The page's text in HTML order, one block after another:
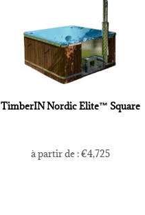
TimberIN Nordic Elite™ Square
à partir de :€4,725